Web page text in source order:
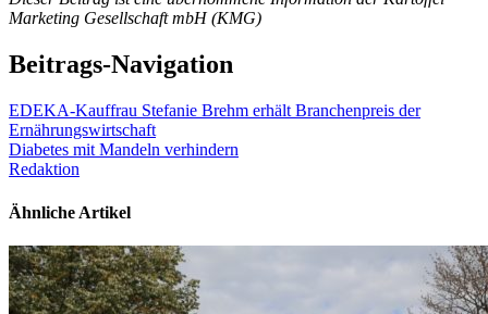
Marketing Gesellschaft mbH (KMG)
Beitrags-Navigation
EDEKA-Kauffrau Stefanie Brehm erhält Branchenpreis der
Ernährungswirtschaft
Diabetes mit Mandeln verhindern
Redaktion
Ähnliche Artikel